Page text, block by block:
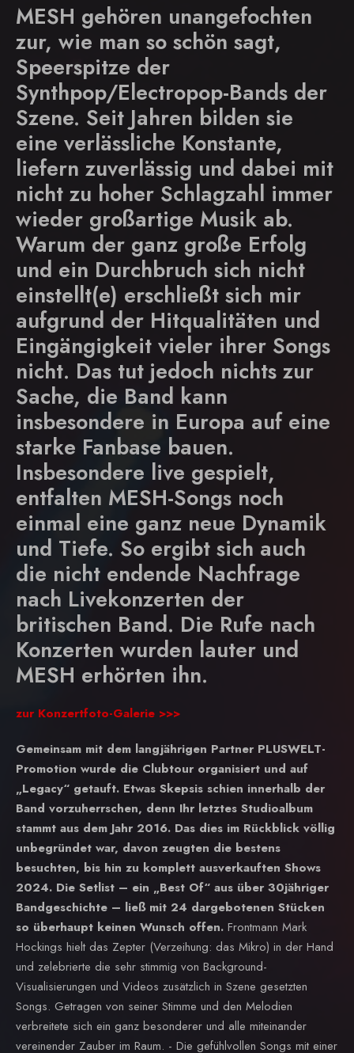
MESH gehören unangefochten
zur, wie man so schön sagt,
Speerspitze der
Synthpop/Electropop-Bands der
Szene. Seit Jahren bilden sie
eine verlässliche Konstante,
liefern zuverlässig und dabei mit
nicht zu hoher Schlagzahl immer
wieder großartige Musik ab.
Warum der ganz große Erfolg
und ein Durchbruch sich nicht
einstellt(e) erschließt sich mir
aufgrund der Hitqualitäten und
Eingängigkeit vieler ihrer Songs
nicht. Das tut jedoch nichts zur
Sache, die Band kann
insbesondere in Europa auf eine
starke Fanbase bauen.
Insbesondere live gespielt,
entfalten MESH-Songs noch
einmal eine ganz neue Dynamik
und Tiefe. So ergibt sich auch
die nicht endende Nachfrage
nach Livekonzerten der
britischen Band. Die Rufe nach
Konzerten wurden lauter und
MESH erhörten ihn.
zur Konzertfoto-Galerie >>>
Gemeinsam mit dem langjährigen Partner PLUSWELT-
Promotion wurde die Clubtour organisiert und auf
„Legacy“ getauft. Etwas Skepsis schien innerhalb der
Band vorzuherrschen, denn Ihr letztes Studioalbum
stammt aus dem Jahr 2016. Das dies im Rückblick völlig
unbegründet war, davon zeugten die bestens
besuchten, bis hin zu komplett ausverkauften Shows
2024. Die Setlist – ein „Best Of“ aus über 30jähriger
Bandgeschichte – ließ mit 24 dargebotenen Stücken
so überhaupt keinen Wunsch offen. Frontmann Mark
Hockings hielt das Zepter (Verzeihung: das Mikro) in der Hand
und zelebrierte die sehr stimmig von Background-
Visualisierungen und Videos zusätzlich in Szene gesetzten
Songs. Getragen von seiner Stimme und den Melodien
verbreitete sich ein ganz besonderer und alle miteinander
vereinender Zauber im Raum. - Die gefühlvollen Songs mit einer